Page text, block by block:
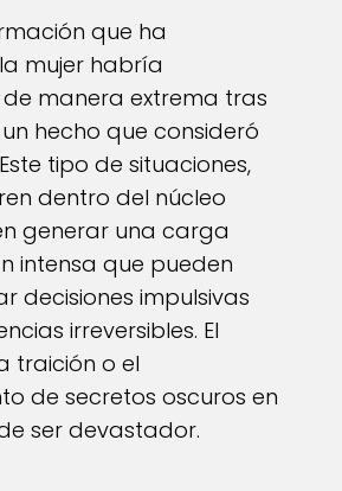
que ha
mujer habría
manera extrema tras
hecho que consideró
tipo de situaciones,
dentro del núcleo
generar una carga
intensa que pueden
decisiones impulsivas
irreversibles. El
traición o el
de secretos oscuros en
ser devastador.